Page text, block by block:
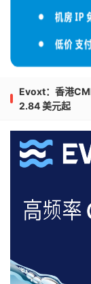
Evoxt：香港
2.84 美元起